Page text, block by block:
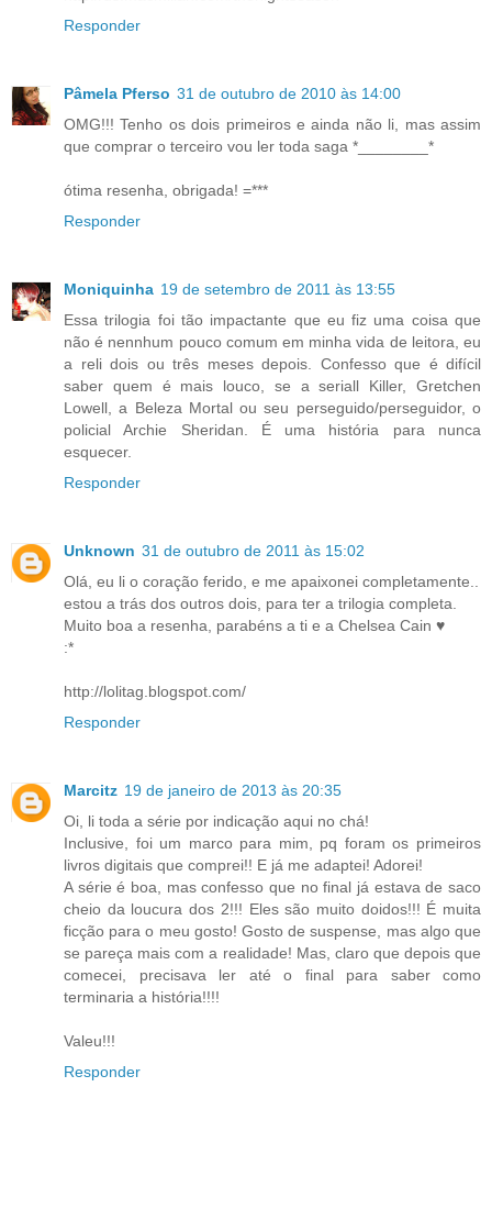
Responder
Pâmela Pferso 31 de outubro de 2010 às 14:00
OMG!!! Tenho os dois primeiros e ainda não li, mas assim
que comprar o terceiro vou ler toda saga *________*
ótima resenha, obrigada! =***
Responder
Moniquinha 19 de setembro de 2011 às 13:55
Essa trilogia foi tão impactante que eu fiz uma coisa que
não é nennhum pouco comum em minha vida de leitora, eu
a reli dois ou três meses depois. Confesso que é difícil
saber quem é mais louco, se a seriall Killer, Gretchen
Lowell, a Beleza Mortal ou seu perseguido/perseguidor, o
policial Archie Sheridan. É uma história para nunca
esquecer.
Responder
Unknown 31 de outubro de 2011 às 15:02
Olá, eu li o coração ferido, e me apaixonei completamente..
estou a trás dos outros dois, para ter a trilogia completa.
Muito boa a resenha, parabéns a ti e a Chelsea Cain ♥
:*
http://lolitag.blogspot.com/
Responder
Marcitz 19 de janeiro de 2013 às 20:35
Oi, li toda a série por indicação aqui no chá!
Inclusive, foi um marco para mim, pq foram os primeiros
livros digitais que comprei!! E já me adaptei! Adorei!
A série é boa, mas confesso que no final já estava de saco
cheio da loucura dos 2!!! Eles são muito doidos!!! É muita
ficção para o meu gosto! Gosto de suspense, mas algo que
se pareça mais com a realidade! Mas, claro que depois que
comecei, precisava ler até o final para saber como
terminaria a história!!!!
Valeu!!!
Responder